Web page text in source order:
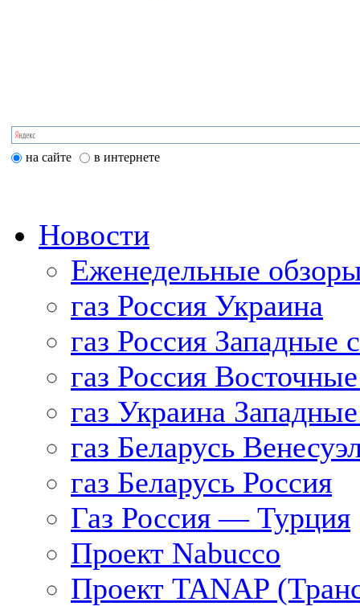
на сайте в интернете
Новости
Еженедельные
газ Россия Украина
газ Россия Западные
газ Россия
газ Украина
газ Беларусь
газ Беларусь Россия
Газ Россия — Турция
Проект Nabucco
Проект TANAP